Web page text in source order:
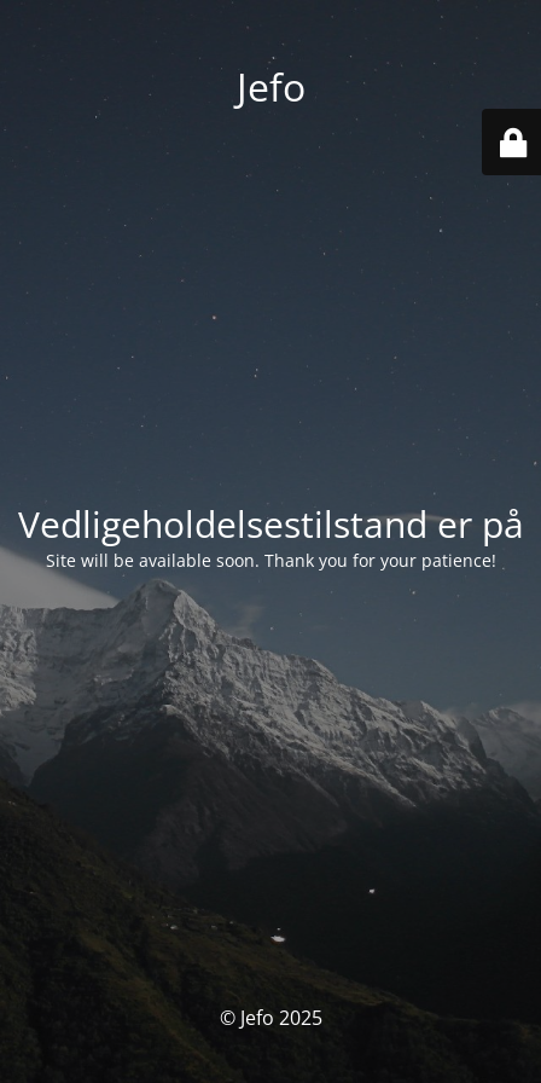
Jefo
Vedligeholdelsestilstand er på
Site will be available soon. Thank you for your patience!
© Jefo 2025